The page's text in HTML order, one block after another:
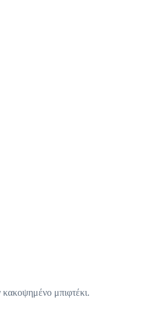
κακοψημένο μπιφτέκι.